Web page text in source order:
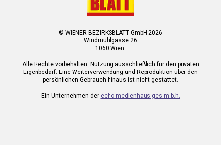
© WIENER BEZIRKSBLATT GmbH 2026
Windmühlgasse 26
1060 Wien.
Alle Rechte vorbehalten. Nutzung ausschließlich für den privaten
Eigenbedarf. Eine Weiterverwendung und Reproduktion über den
persönlichen Gebrauch hinaus ist nicht gestattet.
Ein Unternehmen der echo medienhaus ges.m.b.h.